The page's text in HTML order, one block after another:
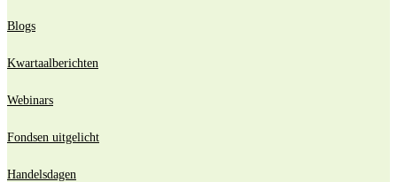
Blogs
Kwartaalberichten
Webinars
Fondsen uitgelicht
Handelsdagen